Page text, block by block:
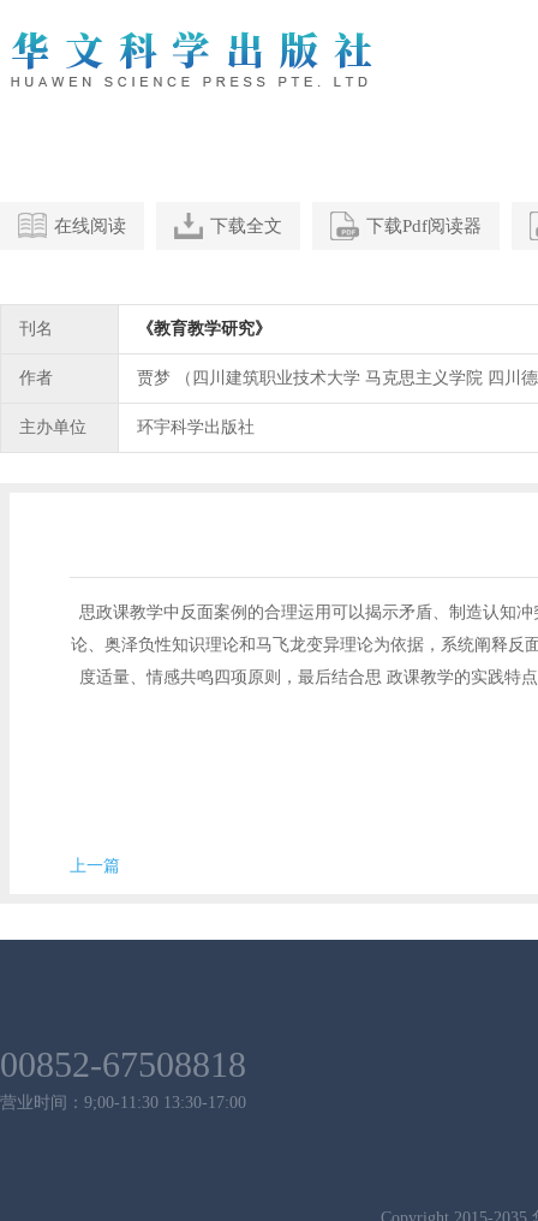
在线阅读 下载全文 下载Pdf阅读器
刊名 《教育教学研究》
作者 贾梦 （四川建筑职业技术大学 马克思主义学院 四川
主办单位 环宇科学出版社
思政课教学中反面案例的合理运用可以揭示矛盾、制造认知
论、奥泽负性知识理论和马飞龙变异理论为依据，系统阐释
度适量、情感共鸣四项原则，最后结合思 政课教学的实践特
上一篇
00852-67508818
营业时间：9;00-11:30 13:30-17:00